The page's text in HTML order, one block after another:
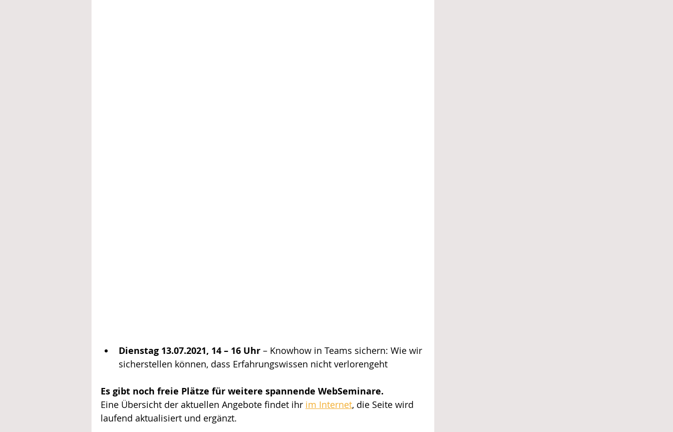
Dienstag 13.07.2021, 14 – 16 Uhr – Knowhow in Teams sichern: Wie wir
sicherstellen können, dass Erfahrungswissen nicht verlorengeht
Es gibt noch freie Plätze für weitere spannende WebSeminare.
Eine Übersicht der aktuellen Angebote findet ihr im Internet, die Seite wird
laufend aktualisiert und ergänzt.